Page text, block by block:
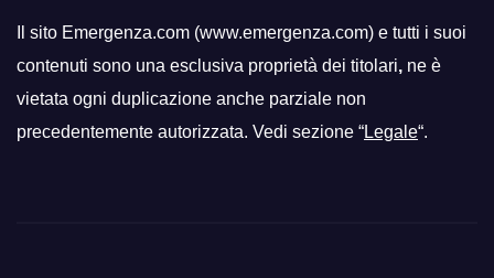
Il sito Emergenza.com (www.emergenza.com) e tutti i suoi
contenuti sono una esclusiva proprietà dei titolari, ne è
vietata ogni duplicazione anche parziale non
precedentemente autorizzata. Vedi sezione “Legale“.